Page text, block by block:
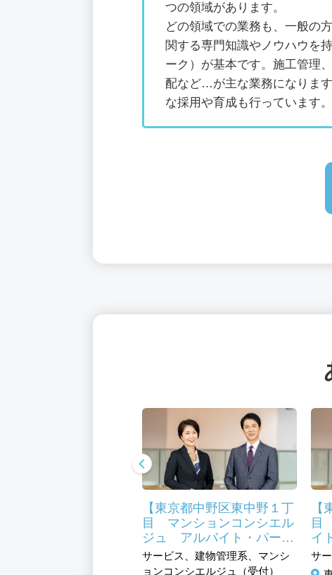
つの領域があります。
どの領域での業務も、一般の
関する専門知識やノウハウを
ーク）が基本です。施工管理
配など…が主な業務になりま
な採用や育成も行っています。
【東京都中野区東中野１丁
目 マンションコンシエル
ジュ アルバイト・パー
ト】50代未経験活躍中 マ
ンションコンシェルジュ
サービス、建物管理系、マンシ
ョンコンシエルジュ（受付）
目
イ
中
ン
サ